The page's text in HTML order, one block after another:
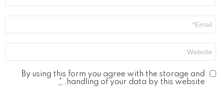
By using this form you agree with the storage and
handling of your data by this website.